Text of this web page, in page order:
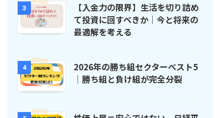
3
【入金力の限界】生活を切り詰め
て投資に回すべきか｜今と将来の
最適解を考える
4
2026年の勝ち組セクターベスト5
｜勝ち組と負け組が完全分裂